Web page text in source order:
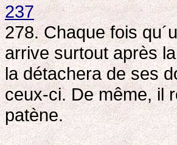
237
278. Chaque fois
arrive surtout après
la détachera de ses
ceux-ci. De même, il
patène.